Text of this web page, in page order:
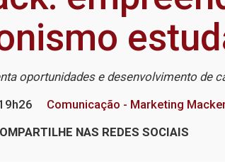
oportunidades e desenvolvimento de
Comunicação - Marketing
NAS REDES SOCIAIS